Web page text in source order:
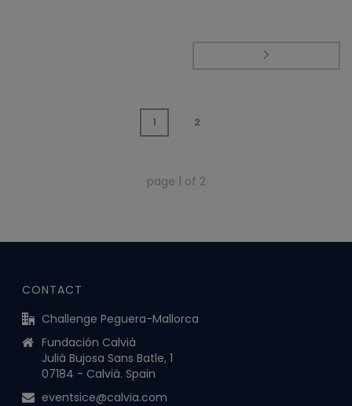
1 2
page 1 of 2
CONTACT
Challenge Peguera-Mallorca
Fundación Calvià
Julià Bujosa Sans Batle, 1
07184 - Calvià. Spain
eventsice@calvia.com